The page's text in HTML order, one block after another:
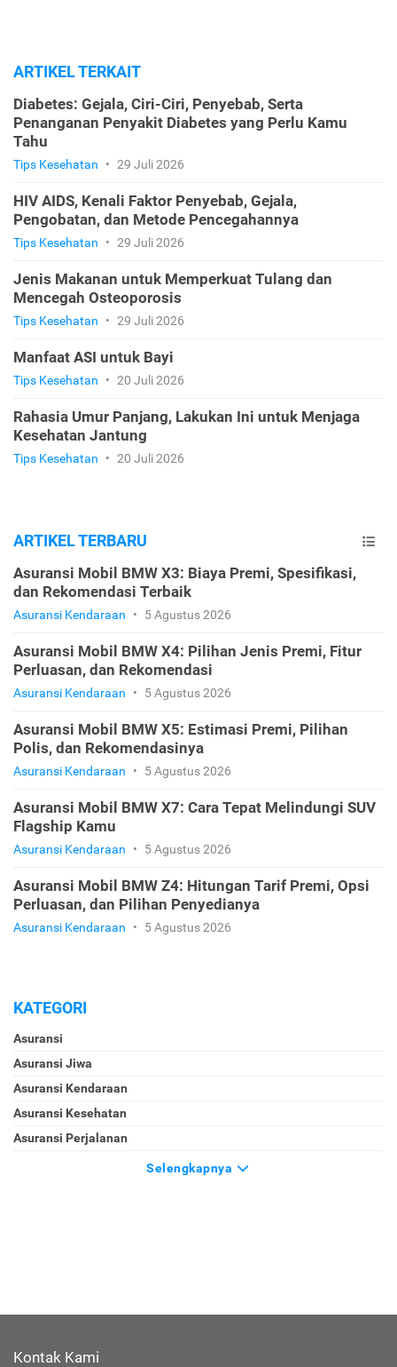
ARTIKEL TERKAIT
Diabetes: Gejala, Ciri-Ciri, Penyebab, Serta
Penanganan Penyakit Diabetes yang Perlu Kamu
Tahu
Tips Kesehatan • 29 Juli 2026
HIV AIDS, Kenali Faktor Penyebab, Gejala,
Pengobatan, dan Metode Pencegahannya
Tips Kesehatan • 29 Juli 2026
Jenis Makanan untuk Memperkuat Tulang dan
Mencegah Osteoporosis
Tips Kesehatan • 29 Juli 2026
Manfaat ASI untuk Bayi
Tips Kesehatan • 20 Juli 2026
Rahasia Umur Panjang, Lakukan Ini untuk Menjaga
Kesehatan Jantung
Tips Kesehatan • 20 Juli 2026
ARTIKEL TERBARU
Asuransi Mobil BMW X3: Biaya Premi, Spesifikasi,
dan Rekomendasi Terbaik
Asuransi Kendaraan • 5 Agustus 2026
Asuransi Mobil BMW X4: Pilihan Jenis Premi, Fitur
Perluasan, dan Rekomendasi
Asuransi Kendaraan • 5 Agustus 2026
Asuransi Mobil BMW X5: Estimasi Premi, Pilihan
Polis, dan Rekomendasinya
Asuransi Kendaraan • 5 Agustus 2026
Asuransi Mobil BMW X7: Cara Tepat Melindungi SUV
Flagship Kamu
Asuransi Kendaraan • 5 Agustus 2026
Asuransi Mobil BMW Z4: Hitungan Tarif Premi, Opsi
Perluasan, dan Pilihan Penyedianya
Asuransi Kendaraan • 5 Agustus 2026
KATEGORI
Asuransi
Asuransi Jiwa
Asuransi Kendaraan
Asuransi Kesehatan
Asuransi Perjalanan
Selengkapnya
Kontak Kami